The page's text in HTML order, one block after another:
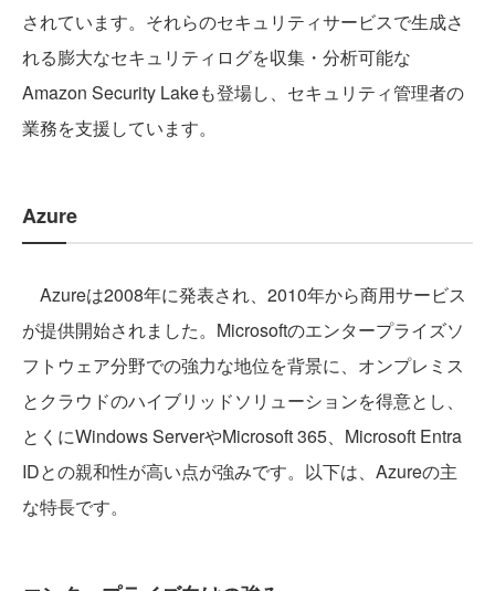
されています。それらのセキュリティサービスで生成さ
れる膨大なセキュリティログを収集・分析可能な
Amazon Security Lakeも登場し、セキュリティ管理者の
業務を支援しています。
Azure
Azureは2008年に発表され、2010年から商用サービス
が提供開始されました。Microsoftのエンタープライズソ
フトウェア分野での強力な地位を背景に、オンプレミス
とクラウドのハイブリッドソリューションを得意とし、
とくにWindows ServerやMicrosoft 365、Microsoft Entra
IDとの親和性が高い点が強みです。以下は、Azureの主
な特長です。